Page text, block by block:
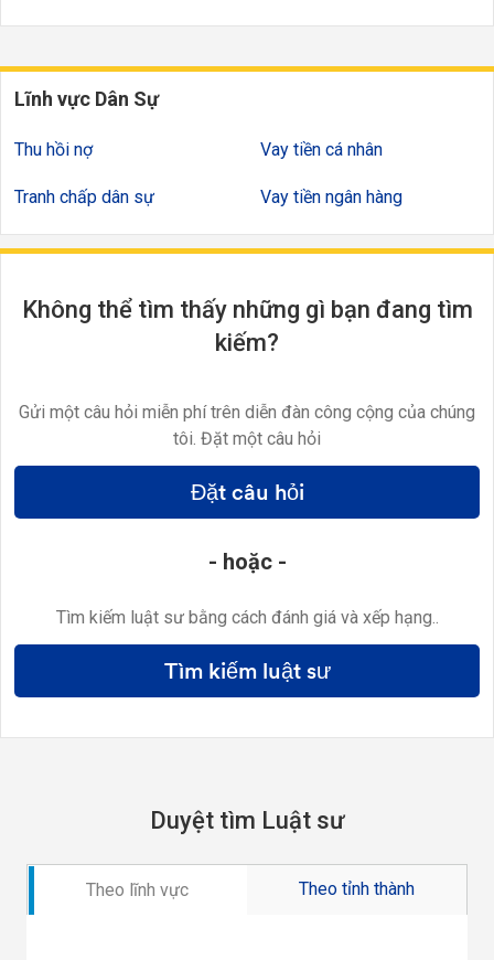
Lĩnh vực Dân Sự
Thu hồi nợ
Tranh chấp dân sự
Vay tiền cá nhân
Vay tiền ngân hàng
Không thể tìm thấy những gì bạn đang tìm
kiếm?
Gửi một câu hỏi miễn phí trên diễn đàn công cộng của chúng
tôi. Đặt một câu hỏi
Đặt câu hỏi
- hoặc -
Tìm kiếm luật sư bằng cách đánh giá và xếp hạng..
Tìm kiếm luật sư
Duyệt tìm Luật sư
Theo lĩnh vực Theo tỉnh thành